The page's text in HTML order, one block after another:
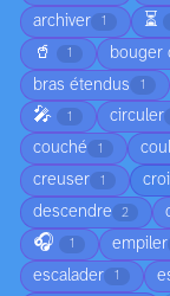
archiver 1 ⏳
🥤 1 bouger
bras étendus 1
🎤 1 circuler
couché 1
creuser 1
descendre 2
🎧 1 empiler
escalader 1